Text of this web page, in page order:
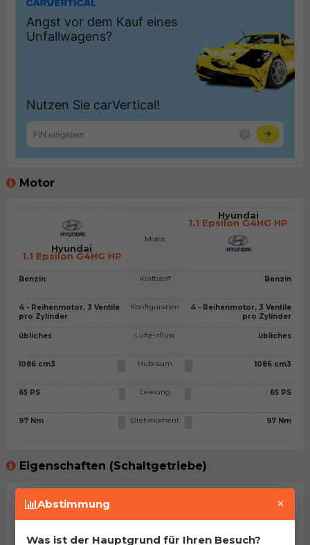
Motor
Hyundai
1.1 Epsilon G4HG HP
Benzin
4 - Reihenmotor, 3 Ventile
pro Zylinder
übliches
1086 cm3
65 PS
97 Nm
Motor
Kraftstoff
Konfiguration
Lufteinfluss
Hubraum
Leistung
Drehmoment
Hyundai
1.1 Epsilon G4HG HP
Benzin
4 - Reihenmotor, 3 Ventile
pro Zylinder
übliches
1086 cm3
65 PS
97 Nm
Eigenschaften (Schaltgetriebe)
Schaltgetriebe - 5 Gänge Schaltgetriebe - 5 Gänge
Abstimmung ×
Was ist der Hauptgrund für Ihren Besuch?